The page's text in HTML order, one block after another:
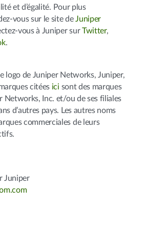
et d’égalité. Pour plus
vous sur le site deJuniper
vous à Juniper surTwitter,
.
logo de Juniper Networks, Juniper,
citées ici sont des marques
Networks, Inc. et/ou de ses filiales
d’autres pays. Les autres noms
commerciales de leurs
Juniper